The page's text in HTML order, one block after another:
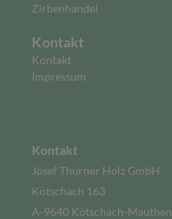
Zirbenhandel
Kontakt
Kontakt
Impressum
Kontakt
Josef Thurner Holz GmbH
Kötschach 163
A-9640 Kötschach-Mauthen